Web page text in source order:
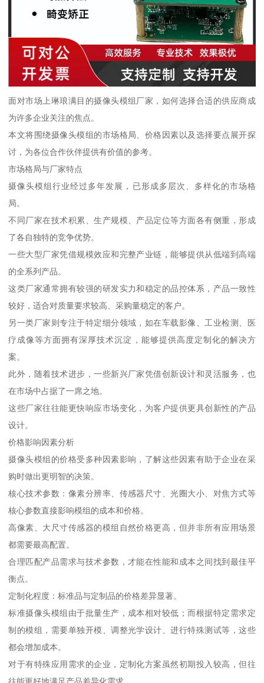
面对市场上琳琅满目的摄像头模组厂家，如何选择合适的供应商成
为许多企业关注的焦点。
本文将围绕摄像头模组的市场格局、价格因素以及选择要点展开探
讨，为各位合作伙伴提供有价值的参考。
市场格局与厂家特点
摄像头模组行业经过多年发展，已形成多层次、多样化的市场格
局。
不同厂家在技术积累、生产规模、产品定位等方面各有侧重，形成
了各自独特的竞争优势。
一些大型厂家凭借规模效应和完整产业链，能够提供从低端到高端
的全系列产品。
这类厂家通常拥有较强的研发实力和稳定的品控体系，产品一致性
较好，适合对质量要求较高、采购量稳定的客户。
另一类厂家则专注于特定细分领域，如在车载影像、工业检测、医
疗成像等方面拥有深厚技术沉淀，能够提供高度定制化的解决方
案。
此外，随着技术进步，一些新兴厂家凭借创新设计和灵活服务，也
在市场中占据了一席之地。
这些厂家往往能更快响应市场变化，为客户提供更具创新性的产品
设计。
价格影响因素分析
摄像头模组的价格受多种因素影响，了解这些因素有助于企业在采
购时做出更明智的决策。
核心技术参数：像素分辨率、传感器尺寸、光圈大小、对焦方式等
核心参数直接影响模组的成本和价格。
高像素、大尺寸传感器的模组自然价格更高，但并非所有应用场景
都需要最高配置。
合理匹配产品需求与技术参数，才能在性能和成本之间找到最佳平
衡点。
定制化程度：标准品与定制品的价格差异显著。
标准摄像头模组由于批量生产，成本相对较低；而根据特定需求定
制的模组，需要单独开模、调整光学设计、进行特殊测试等，这些
都会增加成本。
对于有特殊应用需求的企业，定制化方案虽然初期投入较高，但往
往能更好地满足产品差异化需求。